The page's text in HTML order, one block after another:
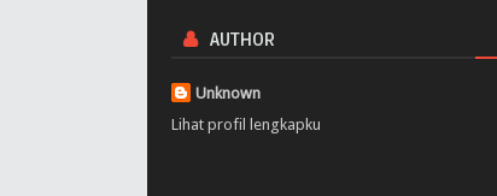
AUTHOR
Unknown
Lihat profil lengkapku